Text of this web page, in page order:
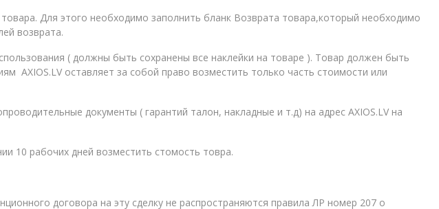
Для этого необходимо заполнить бланк Возврата товара,который необходимо
возврата.
( должны быть сохранены все наклейки на товаре ). Товар должен быть
AXIOS.LV оставляет за собой право возместить только часть стоимости или
документы ( гарантий талон, накладные и т.д) на адрес AXIOS.LV на
10 рабочих дней возместить стомость товра.
договора на эту сделку не распространяются правила ЛР номер 207 о